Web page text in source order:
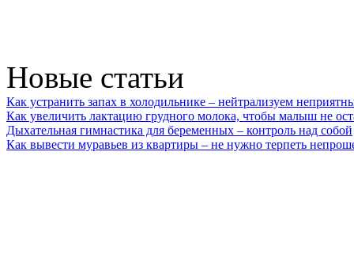
Новые статьи
Как устранить запах в холодильнике – нейтрализуем
Как увеличить лактацию грудного молока, чтобы малыш не
Дыхательная гимнастика для беременных – контроль над собой
Как вывести муравьев из квартиры – не нужно терпеть